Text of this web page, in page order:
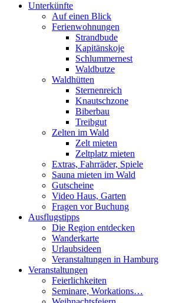
Unterkünfte
Auf einen Blick
Ferienwohnungen
Strandbude
Kapitänskoje
Schlummernest
Waldbutze
Waldhütten
Sternenreich
Knautschzone
Biberbau
Treibgut
Zelten im Wald
Zelt mieten
Zeltplatz mieten
Extras, Fahrräder, Spiele
Sauna mieten im Wald
Gutscheine
Video Haus, Garten
Fragen vor Buchung
Ausflugstipps
Die Region entdecken
Wanderkarte
Urlaubsideen
Veranstaltungen in Hamburg
Veranstaltungen
Feierlichkeiten
Seminare, Workations…